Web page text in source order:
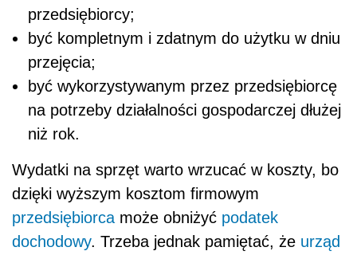
przedsiębiorcy;
być kompletnym i zdatnym do użytku w dniu
przejęcia;
być wykorzystywanym przez przedsiębiorcę
na potrzeby działalności gospodarczej dłużej
niż rok.
Wydatki na sprzęt warto wrzucać w koszty, bo
dzięki wyższym kosztom firmowym
przedsiębiorca może obniżyć podatek
dochodowy. Trzeba jednak pamiętać, że urząd